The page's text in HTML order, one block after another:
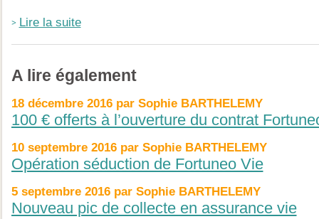
Lire la suite
A lire également
18 décembre 2016 par Sophie BARTHELEMY
100 € offerts à l’ouverture du contrat
10 septembre 2016 par Sophie BARTHELEMY
Opération séduction de Fortuneo Vie
5 septembre 2016 par Sophie BARTHELEMY
Nouveau pic de collecte en assurance vie